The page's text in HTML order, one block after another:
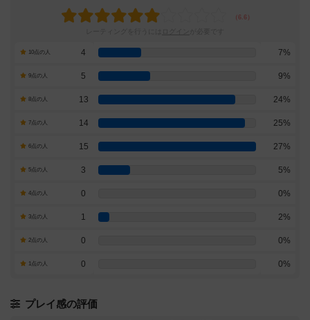
10点の人 4 7%
9点の人 5 9%
8点の人 13 24%
7点の人 14 25%
6点の人 15 27%
5点の人 3 5%
4点の人 0 0%
3点の人 1 2%
2点の人 0 0%
1点の人 0 0%
プレイ感の評価